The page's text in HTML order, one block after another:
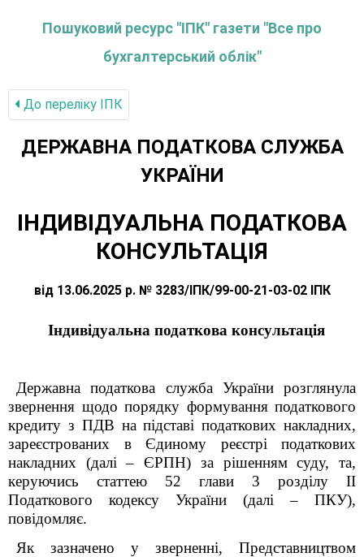
Пошуковий ресурс "ІПК" газети "Все про
бухгалтерський облік"
До переліку IПК
ДЕРЖАВНА ПОДАТКОВА СЛУЖБА
УКРАЇНИ
ІНДИВІДУАЛЬНА ПОДАТКОВА
КОНСУЛЬТАЦІЯ
від 13.06.2025 р. № 3283/ІПК/99-00-21-03-02 ІПК
Індивідуальна податкова консультація
Державна податкова служба України розглянула
звернення щодо порядку формування податкового
кредиту з ПДВ на підставі податкових накладних,
зареєстрованих в Єдиному реєстрі податкових
накладних (далі – ЄРПН) за рішенням суду, та,
керуючись статтею 52 глави 3 розділу ІІ
Податкового кодексу України (далі – ПКУ),
повідомляє.
Як зазначено у зверненні, Представництвом